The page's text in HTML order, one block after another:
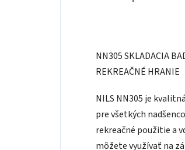
NN305 SKLADACIA
REKREAČNÉ HRANIE
NILS NN305 je
pre všetkých
rekreačné použitie a
môžete využívať na